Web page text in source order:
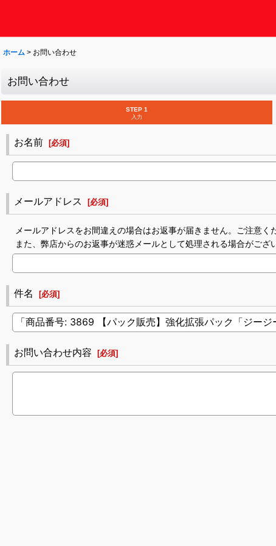
ホーム > お問い合わせ
お問い合わせ
STEP 1
入力
お名前 [必須]
メールアドレス [必須]
メールアドレスをお間違えの場合はお返事が届きません。ご注意く
また、弊店からのお返事が迷惑メールとして処理される場合がござ
件名 [必須]
お問い合わせ内容 [必須]